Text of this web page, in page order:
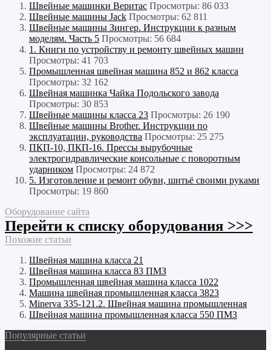
Швейные машинки Веритас Просмотры: 86 033
Швейные машины Jack Просмотры: 62 811
Швейные машины Зингер. Инструкции к разным
моделям. Часть 5 Просмотры: 56 684
1. Книги по устройству и ремонту швейных машин
Просмотры: 41 703
Промышленная швейная машина 852 и 862 класса
Просмотры: 32 162
Швейная машинка Чайка Подольского завода
Просмотры: 30 853
Швейные машины класса 23 Просмотры: 26 190
Швейные машины Brother. Инструкции по
эксплуатации, руководства Просмотры: 25 275
ПКП-10, ПКП-16. Прессы вырубочные
электрогидравлические консольные с поворотным
ударником Просмотры: 24 872
5. Изготовление и ремонт обуви, шитьё своими руками
Просмотры: 19 860
Оборудование сайта
Перейти к списку оборудования >>>
Похожие статьи
Швейная машина класса 21
Швейная машина класса 83 ПМЗ
Промышленная швейная машина класса 1022
Машина швейная промышленная класса 3823
Minerva 335-121.2. Швейная машина промышленная
Швейная машина промышленная класса 550 ПМЗ
Популярные статьи